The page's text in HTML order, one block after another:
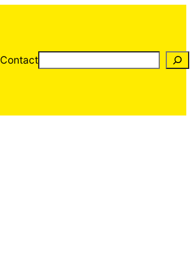
ContactRechercher